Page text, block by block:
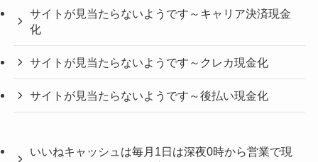
サイトが見当たらないようです～キャリア決済現金
化
サイトが見当たらないようです～クレカ現金化
サイトが見当たらないようです～後払い現金化
いいねキャッシュは毎月1日は深夜0時から営業で現